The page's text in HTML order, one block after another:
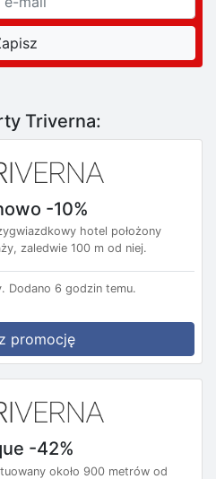
Triverna:
-10%
hotel położony
zaledwie 100 m od niej.
Dodano 6 godzin temu.
promocję
-42%
około 900 metrów od